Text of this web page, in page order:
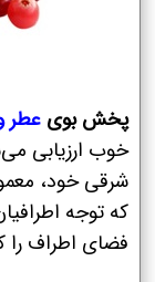
پخش بوی عطر
خوب ارزیابی
شرقی خود،
که توجه
فضای اطراف را